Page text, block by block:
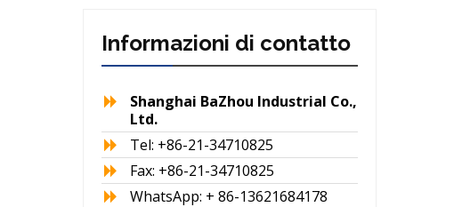
Informazioni di contatto
Shanghai BaZhou Industrial Co.,
Ltd.
Tel: +86-21-34710825
Fax: +86-21-34710825
WhatsApp: + 86-13621684178